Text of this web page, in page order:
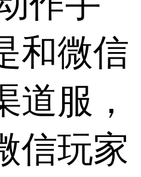
和微信
道服，
信玩家